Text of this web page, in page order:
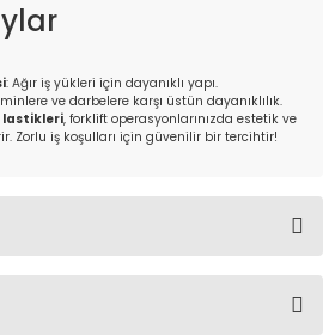
: Ağır iş yükleri için dayanıklı yapı.
ve darbelere karşı üstün dayanıklılık.
lastikleri, forklift operasyonlarınızda estetik ve
Zorlu iş koşulları için güvenilir bir tercihtir!